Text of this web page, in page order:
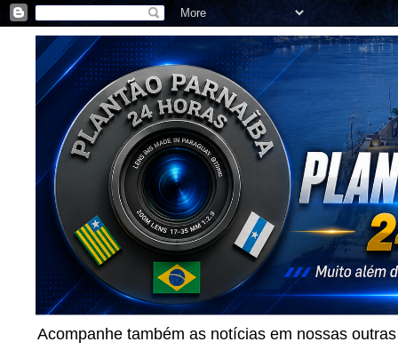
Acompanhe também as notícias em nossas